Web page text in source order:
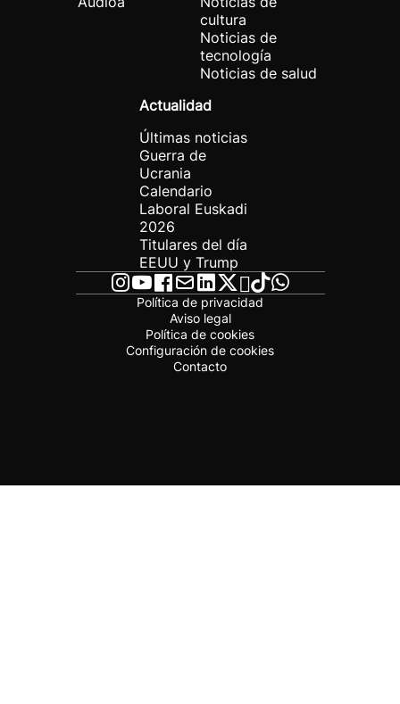
cultura
Noticias de
tecnología
Noticias de salud
Actualidad
Últimas noticias
Guerra de
Ucrania
Calendario
Laboral Euskadi
2026
Titulares del día
EEUU y Trump
Política de privacidad
Aviso legal
Política de cookies
Configuración de cookies
Contacto